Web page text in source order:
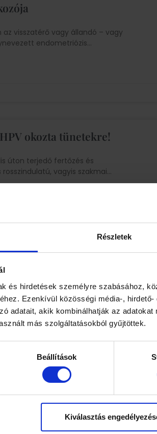
Részletek
és hirdetések személyre szabásához,
Ezenkívül közösségi média-,
adatait, akik kombinálhatják az
más szolgáltatásokból gyűjtöttek.
Beállítások
Kiválasztás
visszatérő vagy állandó – vagy
endometriózis
okozta tünetekre!
úton terjedő fertőzés és
vagyis szakmai
a kismamák számára kötelező
mi történik akkor,
cukorbetegséget?
kapcsolatos
is. Nem véletlen, hogy ilyen sokat